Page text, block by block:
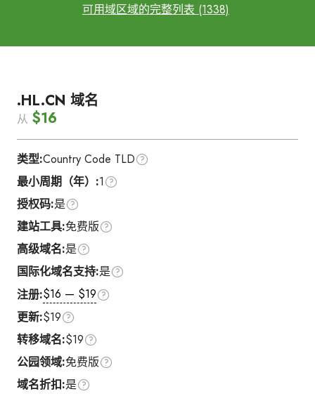
可用域区域的完整列表 (1338)
.HL.CN 域名
从 $16
类型:Country Code TLD
最小周期（年）:1
授权码:是
建站工具:免费版
高级域名:是
国际化域名支持:是
注册:$16 — $19
更新:$19
转移域名:$19
公园领域:免费版
域名折扣:是